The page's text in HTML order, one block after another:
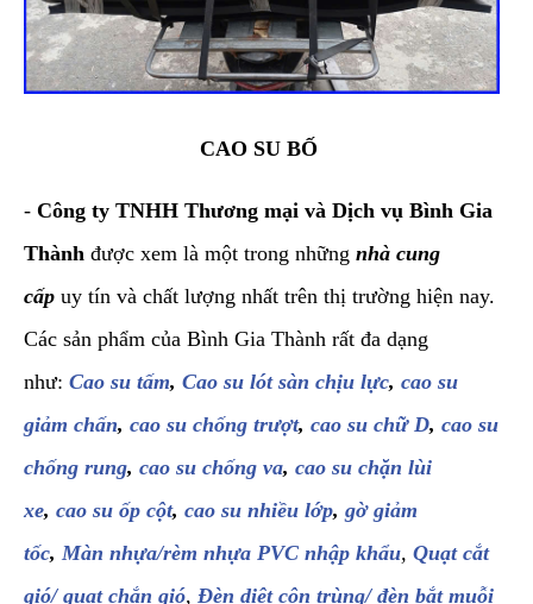
CAO SU BỐ
- Công ty TNHH Thương mại và Dịch vụ Bình Gia
Thành được xem là một trong những nhà cung
cấp uy tín và chất lượng nhất trên thị trường hiện nay.
Các sản phẩm của Bình Gia Thành rất đa dạng
như: Cao su tấm, Cao su lót sàn chịu lực, cao su
giảm chấn, cao su chống trượt, cao su chữ D, cao su
chống rung, cao su chống va, cao su chặn lùi
xe, cao su ốp cột, cao su nhiều lớp, gờ giảm
tốc, Màn nhựa/rèm nhựa PVC nhập khẩu, Quạt cắt
gió/ quạt chắn gió, Đèn diệt côn trùng/ đèn bắt muỗi